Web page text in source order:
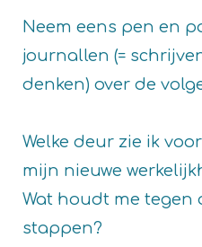
Neem eens pen en
journallen (=
denken) over de
Welke deur zie ik
mijn nieuwe
Wat houdt me tegen
stappen?